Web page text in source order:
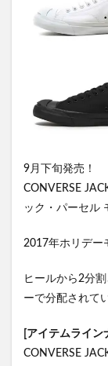
9月下旬発売！
CONVERSE
ック・パーセル
2017年ホリデー
ヒールから2分
ーで分配されて
[アイテムライン
CONVERSE